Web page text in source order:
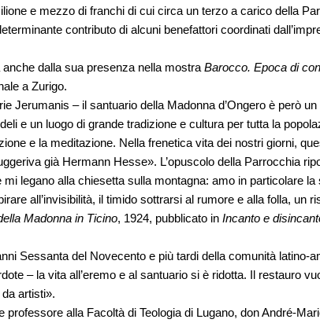
e mezzo di franchi di cui circa un terzo a carico della
contributo di alcuni benefattori coordinati
dalla sua presenza nella mostra Barocco. Epoca di
a Zurigo.
Jerumanis – il santuario della Madonna d’Ongero è però un
e un luogo di grande tradizione e cultura per tutta la
e la meditazione. Nella frenetica vita dei nostri giorni,
già Hermann Hesse». L’opuscolo della Parrocchia
legano alla chiesetta sulla montagna: amo in particolare la
all’invisibilità, il timido sottrarsi al rumore e alla folla, un
Madonna in Ticino, 1924, pubblicato in Incanto e
Sessanta del Novecento e più tardi della comunità latino-
– la vita all’eremo e al santuario si è ridotta. Il restauro
artisti».
professore alla Facoltà di Teologia di Lugano, don André-